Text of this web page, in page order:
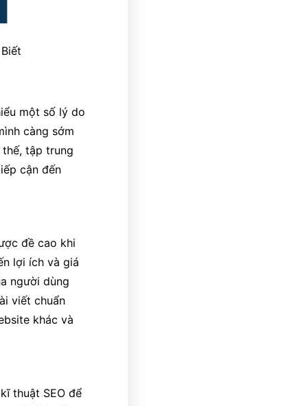
một số lý do
càng sớm
tập trung
cận đến
đề cao khi
lợi ích và giá
người dùng
viết chuẩn
khác và
thuật SEO để